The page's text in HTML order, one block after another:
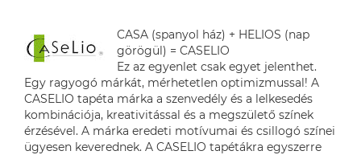
CASA (spanyol ház) + HELIOS (nap
görögül) = CASELIO
Ez az egyenlet csak egyet jelenthet.
Egy ragyogó márkát, mérhetetlen optimizmussal! A
CASELIO tapéta márka a szenvedély és a lelkesedés
kombinációja, kreativitással és a megszülető színek
érzésével. A márka eredeti motívumai és csillogó színei
ügyesen keverednek. A CASELIO tapétákra egyszerre